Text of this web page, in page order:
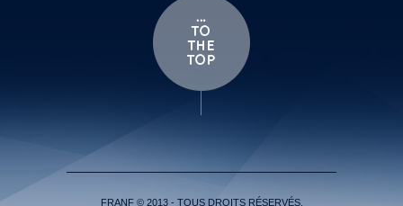
FRANF © 2013 - TOUS DROITS RÉSERVÉS.